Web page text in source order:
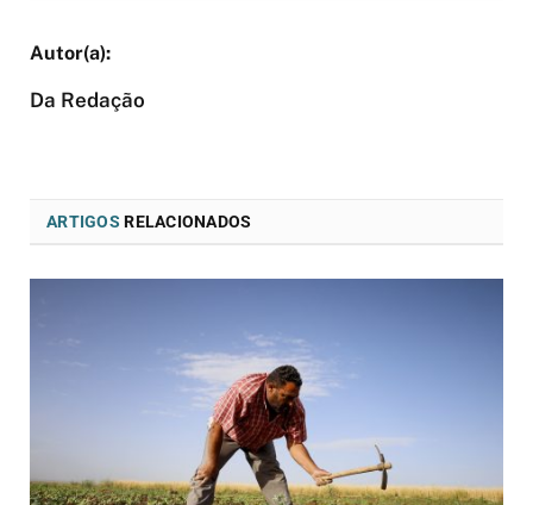
Da Redação
ARTIGOS RELACIONADOS